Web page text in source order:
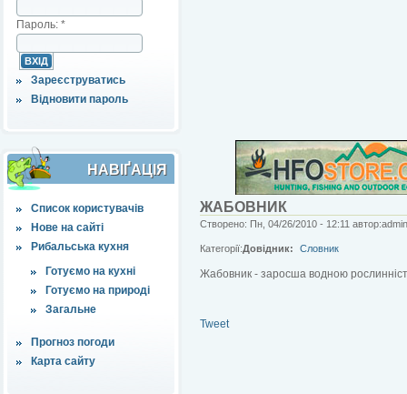
Пароль: *
Зареєструватись
Відновити пароль
НАВІҐАЦІЯ
Список користувачів
Нове на сайті
Рибальська кухня
Готуємо на кухні
Готуємо на природі
Загальне
Прогноз погоди
Карта сайту
ЖАБОВНИК
Створено: Пн, 04/26/2010 - 12:11 автор:admin
Категорії:Довідник: Словник
Жабовник - заросша водною
Tweet